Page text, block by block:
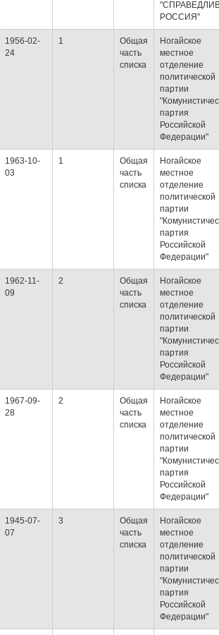
РОССИЯ"
1956-02-
24
1
Общая
часть
списка
Ногайское
местное
отделение
политической
партии
партия
Российской
Федерации"
1963-10-
03
1
Общая
часть
списка
Ногайское
местное
отделение
политической
партии
партия
Российской
Федерации"
1962-11-
09
2
Общая
часть
списка
Ногайское
местное
отделение
политической
партии
партия
Российской
Федерации"
1967-09-
28
2
Общая
часть
списка
Ногайское
местное
отделение
политической
партии
партия
Российской
Федерации"
1945-07-
07
3
Общая
часть
списка
Ногайское
местное
отделение
политической
партии
партия
Российской
Федерации"